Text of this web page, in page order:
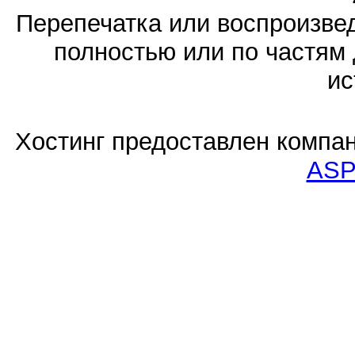
Перепечатка или
полностью или по частям
Хостинг предоставлен